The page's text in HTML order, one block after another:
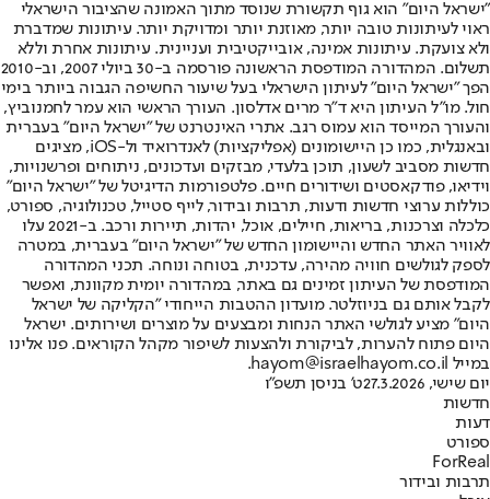
"ישראל היום" הוא גוף תקשורת שנוסד מתוך האמונה שהציבור הישראלי
ראוי לעיתונות טובה יותר, מאוזנת יותר ומדויקת יותר. עיתונות שמדברת
ולא צועקת. עיתונות אמינה, אובייקטיבית ועניינית. עיתונות אחרת וללא
תשלום. המהדורה המודפסת הראשונה פורסמה ב-30 ביולי 2007, וב-2010
הפך "ישראל היום" לעיתון הישראלי בעל שיעור החשיפה הגבוה ביותר בימי
חול. מו"ל העיתון היא ד"ר מרים אדלסון. העורך הראשי הוא עמר לחמנוביץ,
והעורך המייסד הוא עמוס רגב. אתרי האינטרנט של "ישראל היום" בעברית
ובאנגלית, כמו כן היישומונים (אפליקציות) לאנדרואיד ול-iOS, מציגים
חדשות מסביב לשעון, תוכן בלעדי, מבזקים ועדכונים, ניתוחים ופרשנויות,
וידיאו, פודקאסטים ושידורים חיים. פלטפורמות הדיגיטל של "ישראל היום"
כוללות ערוצי חדשות ודעות, תרבות ובידור, לייף סטייל, טכנולוגיה, ספורט,
כלכלה וצרכנות, בריאות, חיילים, אוכל, יהדות, תיירות ורכב. ב-2021 עלו
לאוויר האתר החדש והיישומון החדש של "ישראל היום" בעברית, במטרה
לספק לגולשים חוויה מהירה, עדכנית, בטוחה ונוחה. תכני המהדורה
המודפסת של העיתון זמינים גם באתר, במהדורה יומית מקוונת, ואפשר
לקבל אותם גם בניוזלטר. מועדון ההטבות הייחודי "הקליקה של ישראל
היום" מציע לגולשי האתר הנחות ומבצעים על מוצרים ושירותים. ישראל
היום פתוח להערות, לביקורת ולהצעות לשיפור מקהל הקוראים. פנו אלינו
במייל hayom@israelhayom.co.il.
יום שישי, 27.3.2026
ט' בניסן תשפ"ו
חדשות
דעות
ספורט
ForReal
תרבות ובידור